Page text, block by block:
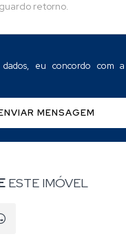
eu concordo com a
MENSAGEM
ESTE IMÓVEL